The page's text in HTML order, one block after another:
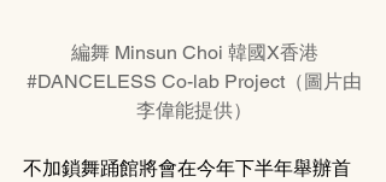
編舞 Minsun Choi 韓國X香港
#DANCELESS Co-lab Project（圖片由
李偉能提供）
不加鎖舞踊館將會在今年下半年舉辦首